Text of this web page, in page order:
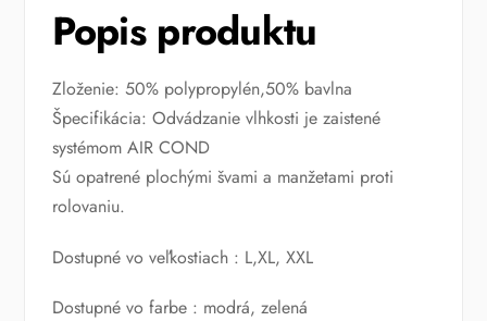
Popis produktu
Zloženie: 50% polypropylén,50% bavlna
Špecifikácia: Odvádzanie vlhkosti je zaistené
systémom AIR COND
Sú opatrené plochými švami a manžetami proti
rolovaniu.
Dostupné vo veľkostiach : L,XL, XXL
Dostupné vo farbe : modrá, zelená